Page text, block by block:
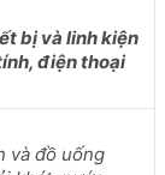
bị và linh kiện
điện thoại
và đồ uống